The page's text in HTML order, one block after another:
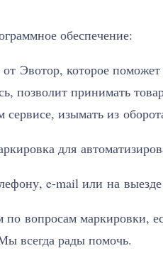
обеспечение:
Эвотор, которое
позволит принимать
изымать из
для
e-mail или на
по вопросам маркировки,
всегда рады помочь.